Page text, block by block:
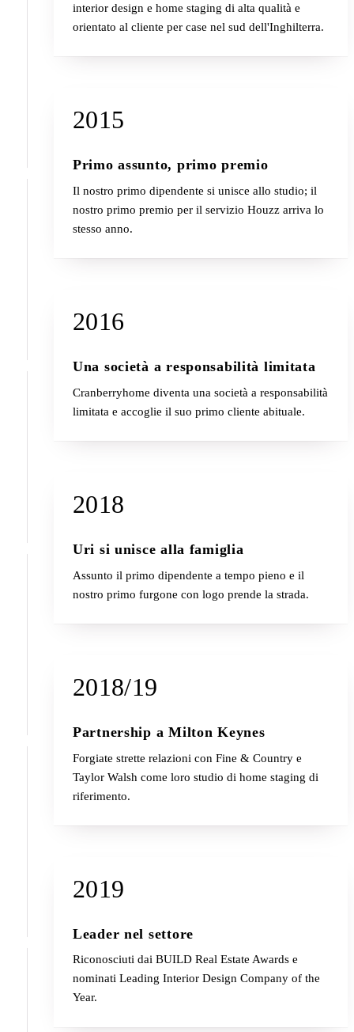
interior design e home staging di alta qualità e
orientato al cliente per case nel sud dell'Inghilterra.
2015
Primo assunto, primo premio
Il nostro primo dipendente si unisce allo studio; il
nostro primo premio per il servizio Houzz arriva lo
stesso anno.
2016
Una società a responsabilità limitata
Cranberryhome diventa una società a responsabilità
limitata e accoglie il suo primo cliente abituale.
2018
Uri si unisce alla famiglia
Assunto il primo dipendente a tempo pieno e il
nostro primo furgone con logo prende la strada.
2018/19
Partnership a Milton Keynes
Forgiate strette relazioni con Fine & Country e
Taylor Walsh come loro studio di home staging di
riferimento.
2019
Leader nel settore
Riconosciuti dai BUILD Real Estate Awards e
nominati Leading Interior Design Company of the
Year.